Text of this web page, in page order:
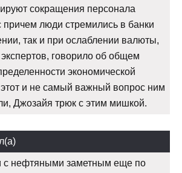
сокращения персонала
причем люди стремились в банки
так и при ослаблении валюты,
говорило об общем
экономической
и не самый важный вопрос ним
Джозайя трюк с этим мишкой.
с нефтяными заметным еще по